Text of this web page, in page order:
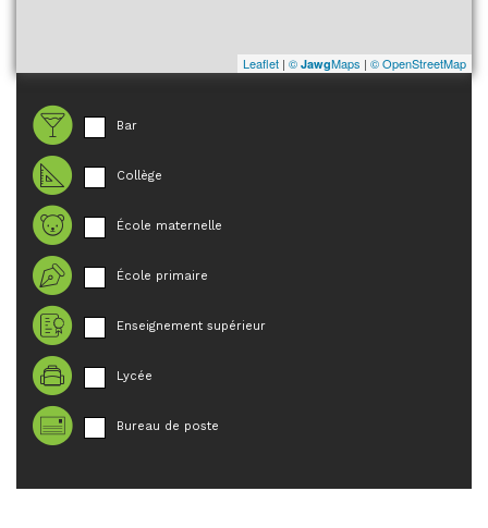
Leaflet | © JawgMaps | © OpenStreetMap
Bar
Collège
École maternelle
École primaire
Enseignement supérieur
Lycée
Bureau de poste